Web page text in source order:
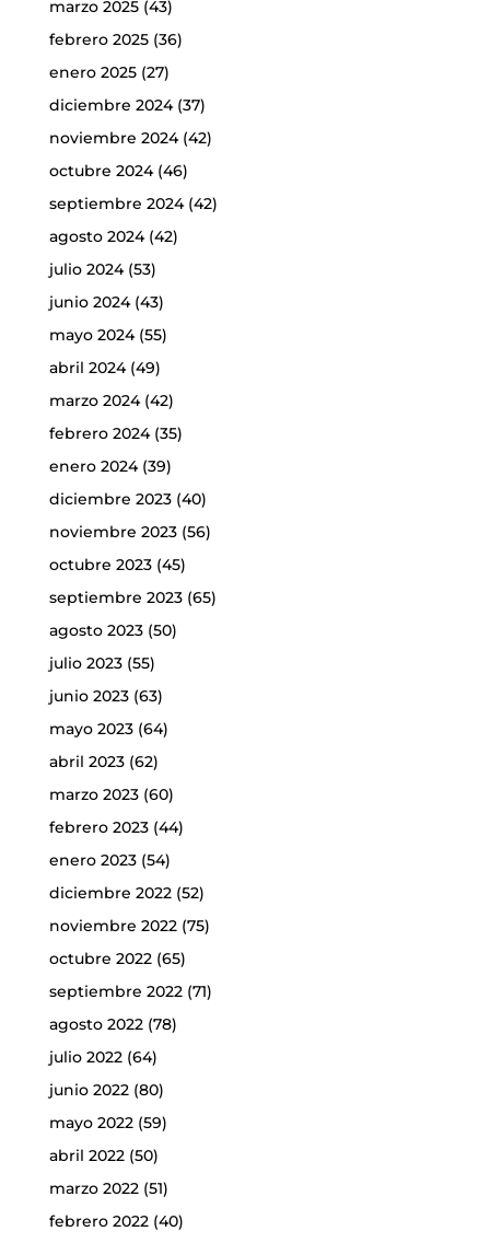
marzo 2025(43)
febrero 2025(36)
enero 2025(27)
diciembre 2024(37)
noviembre 2024(42)
octubre 2024(46)
septiembre 2024(42)
agosto 2024(42)
julio 2024(53)
junio 2024(43)
mayo 2024(55)
abril 2024(49)
marzo 2024(42)
febrero 2024(35)
enero 2024(39)
diciembre 2023(40)
noviembre 2023(56)
octubre 2023(45)
septiembre 2023(65)
agosto 2023(50)
julio 2023(55)
junio 2023(63)
mayo 2023(64)
abril 2023(62)
marzo 2023(60)
febrero 2023(44)
enero 2023(54)
diciembre 2022(52)
noviembre 2022(75)
octubre 2022(65)
septiembre 2022(71)
agosto 2022(78)
julio 2022(64)
junio 2022(80)
mayo 2022(59)
abril 2022(50)
marzo 2022(51)
febrero 2022(40)